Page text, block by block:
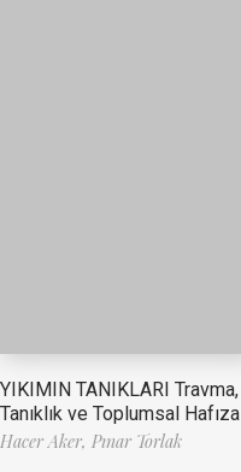
YIKIMIN TANIKLARI Travma,
Tanıklık ve Toplumsal Hafıza
Hacer Aker, Pınar Torlak